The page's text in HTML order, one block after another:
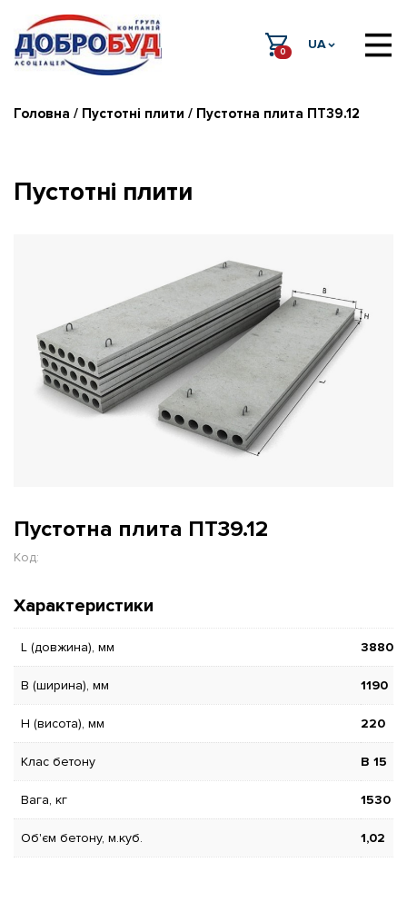
0
UA
Головна / Пустотні плити / Пустотна плита ПТ39.12
Пустотні плити
Пустотна плита ПТ39.12
Код:
Характеристики
L (довжина), мм 3880
B (ширина), мм 1190
H (висота), мм 220
Клас бетону В 15
Вага, кг 1530
Об'єм бетону, м.куб. 1,02